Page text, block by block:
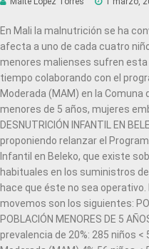
En Mali la malnutrición se ha
afecta a uno de cada cuatro
menores malienses sufren esta
tiempo colaborando con el
Moderada (MAM) en la Comuna
menores de 5 años, mujeres
DESNUTRICIÓN INFANTIL EN
proponiendo relanzar el
Infantil en Beleko, que existe
habituales en los suministros
hace que éste no sea
movemos son los siguientes:
POBLACIÓN MENORES DE 5
prevalencia de 20%: 285 niños